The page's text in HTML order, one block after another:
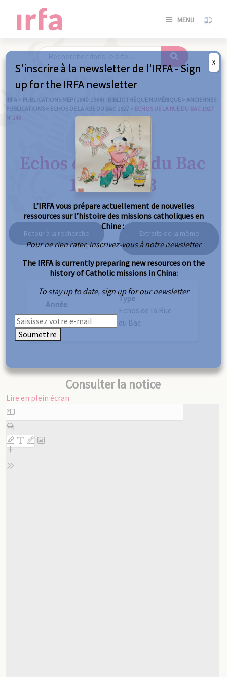
MENU
SE
/
IRFA > PUBLICATIONS MEP (1840-1964) : BIBLIOTHÈQUE NUMÉRIQUE > ANCIENNES
PUBLICATIONS > ECHOS DE LA RUE DU BAC 1927 > ECHOS DE LA RUE DU BAC 1927
N°143
Echos de la Rue du Bac
1927 n°143
Retour à la recherche
Extraits de la même
année
Année
1927
Type
Echos de la Rue
du Bac
Consulter la notice
Lire en plein écran
Aller
au
contenu
PDF
S'inscrire à la newsletter de l'IRFA - Sign
up for the IRFA newsletter
L’IRFA vous prépare actuellement de nouvelles
ressources sur l’histoire des missions catholiques en
Chine :
Pour ne rien rater, inscrivez-vous à notre newsletter
The IRFA is currently preparing new resources on the
history of Catholic missions in China:
To stay up to date, sign up for our newsletter
Soumettre
X